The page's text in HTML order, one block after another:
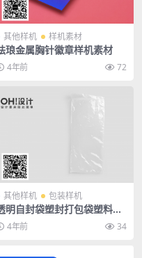
其他样机 样机素材
琅金属胸针徽章样机素材
4年前 72
其他样机 包装样机
明自封袋塑封打包袋塑料袋
明书配件包装效果展示样机
图PSD素材
4年前 34